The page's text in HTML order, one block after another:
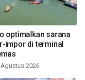
optimalkan sarana
impor di terminal
2026